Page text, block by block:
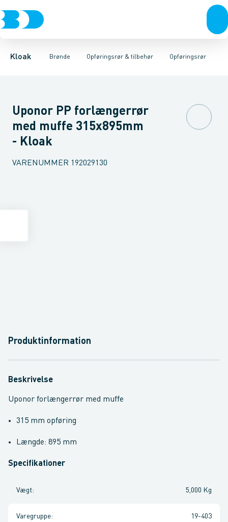
Kloak Brønde
Rør & fittingsBrønde BrøndgodsLinjeafvandingTanke,
Opføringsrør & tilbehør
Rense & inspektions brøndeOpføringsrør & tilbehør
Opføringsrør
OpføringsrørTætningsringeLågBundeMuffer Reduktioner
Uponor PP forlængerrør
med muffe 315x895mm
- Kloak
VARENUMMER 192029130
Produktinformation
Beskrivelse
Uponor forlængerrør med muffe
315 mm opføring
Længde: 895 mm
Specifikationer
Vægt: 5,000 Kg
Varegruppe: 19-403